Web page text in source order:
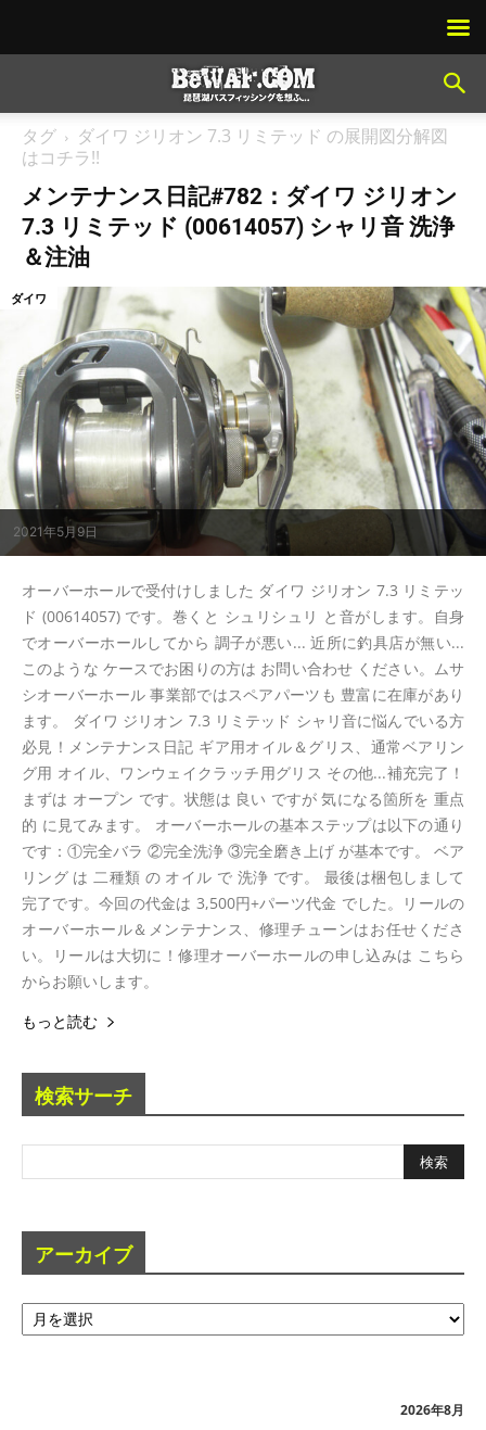
タグ
ダイワ ジリオン 7.3 リミテッド の展開図分解図
はコチラ!!
メンテナンス日記#782：ダイワ ジリオン
7.3 リミテッド (00614057) シャリ音 洗浄
＆注油
2021年5月9日
ダイワ
オーバーホールで受付けしました ダイワ ジリオン 7.3 リミテッ
ド (00614057) です。巻くと シュリシュリ と音がします。自身
でオーバーホールしてから 調子が悪い... 近所に釣具店が無い...
このような ケースでお困りの方は お問い合わせ ください。ムサ
シオーバーホール 事業部ではスペアパーツも 豊富に在庫があり
ます。 ダイワ ジリオン 7.3 リミテッド シャリ音に悩んでいる方
必見！メンテナンス日記 ギア用オイル＆グリス、通常ベアリン
グ用 オイル、ワンウェイクラッチ用グリス その他...補充完了！
まずは オープン です。状態は 良い ですが 気になる箇所を 重点
的 に見てみます。 オーバーホールの基本ステップは以下の通り
です：①完全バラ ②完全洗浄 ③完全磨き上げ が基本です。 ベア
リング は 二種類 の オイル で 洗浄 です。 最後は梱包しまして
完了です。今回の代金は 3,500円+パーツ代金 でした。リールの
オーバーホール＆メンテナンス、修理チューンはお任せくださ
い。リールは大切に！修理オーバーホールの申し込みは こちら
からお願いします。
もっと読む
検索サーチ
アーカイブ
ア
ー
2026年8月